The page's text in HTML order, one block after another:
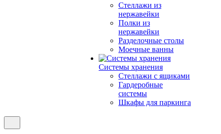
Стеллажи из
нержавейки
Полки из
нержавейки
Разделочные столы
Моечные ванны
Системы хранения
Стеллажи с ящиками
Гардеробные
системы
Шкафы для паркинга